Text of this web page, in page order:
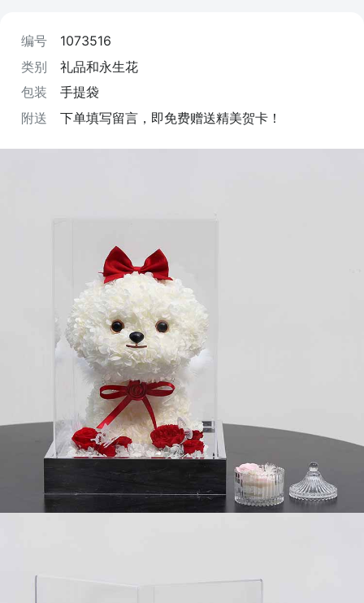
编号
1073516
类别
礼品和永生花
包装
手提袋
附送
下单填写留言，即免费赠送精美贺卡！